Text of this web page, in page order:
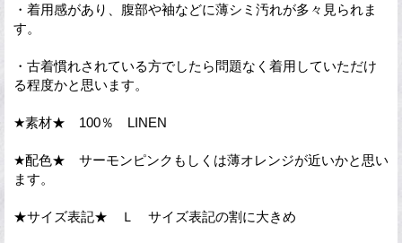
・着用感があり、腹部や袖などに薄シミ汚れが多々見られま
す。
・古着慣れされている方でしたら問題なく着用していただけ
る程度かと思います。
★素材★ 100％ LINEN
★配色★ サーモンピンクもしくは薄オレンジが近いかと思い
ます。
★サイズ表記★ Ｌ サイズ表記の割に大きめ